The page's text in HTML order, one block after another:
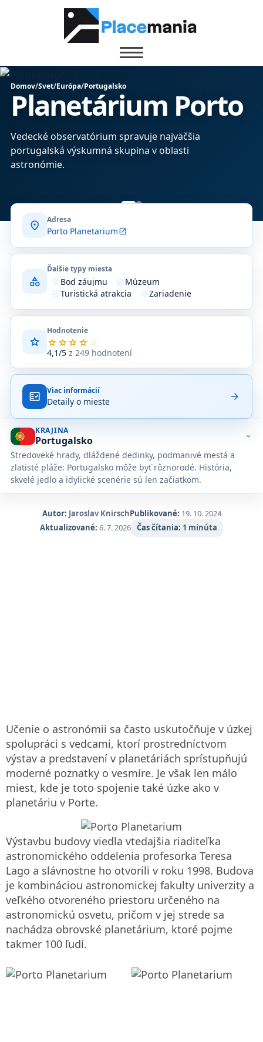
Domov/Svet/Európa/Portugalsko
Planetárium Porto
Vedecké observatórium spravuje najväčšia
portugalská výskumná skupina v oblasti
astronómie.
location_on Adresa
Porto Planetariumopen_in_new
category
Ďalšie typy miesta
where_to_vote Bod záujmu museumMúzeum
exploreTuristická atrakcia location_onZariadenie
star
Hodnotenie
star star star star star
4,1/5z 249 hodnotení
Priemerné
hodnotenie
z
na
základe
249
hodnotení
na
Google
Maps.
fact_check Viac informácií
Detaily o mieste arrow_forward
KRAJINA
Portugalsko
Stredoveké hrady, dláždené dedinky, podmanivé mestá a
zlatisté pláže: Portugalsko môže byť rôznorodé. História,
skvelé jedlo a idylické scenérie sú len začiatkom.
expand_more
Autor: Jaroslav KnirschPublikované: 19. 10. 2024
Aktualizované: 6. 7. 2026 Čas čítania: 1 minúta
Učenie o astronómii sa často uskutočňuje v úzkej
spolupráci s vedcami, ktorí prostredníctvom
výstav a predstavení v planetáriách sprístupňujú
moderné poznatky o vesmíre. Je však len málo
miest, kde je toto spojenie také úzke ako v
planetáriu v Porte.
Výstavbu budovy viedla vtedajšia riaditeľka
astronomického oddelenia profesorka Teresa
Lago a slávnostne ho otvorili v roku 1998. Budova
je kombináciou astronomickej fakulty univerzity a
veľkého otvoreného priestoru určeného na
astronomickú osvetu, pričom v jej strede sa
nachádza obrovské planetárium, ktoré pojme
takmer 100 ľudí.